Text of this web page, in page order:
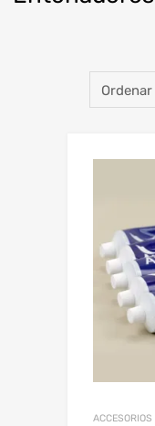
ACCESORIOS